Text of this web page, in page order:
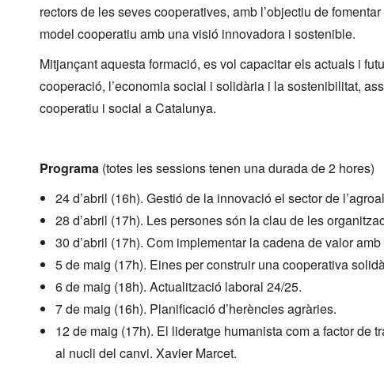
rectors de les seves cooperatives, amb l’objectiu de
model cooperatiu amb una visió innovadora i sostenible.
Mitjançant aquesta formació, es vol capacitar els actuals i
cooperació, l’economia social i solidària i la sostenibilitat,
cooperatiu i social a Catalunya.
Programa (totes les sessions tenen una durada de 2 hores)
24 d’abril (16h). Gestió de la innovació el sector de
28 d’abril (17h). Les persones són la clau de les
30 d’abril (17h). Com implementar la cadena de valor
5 de maig (17h). Eines per construir una cooperativa
6 de maig (18h). Actualització laboral 24/25.
7 de maig (16h). Planificació d’herències agràries.
12 de maig (17h). El lideratge humanista com a factor de
al nucli del canvi. Xavier Marcet.